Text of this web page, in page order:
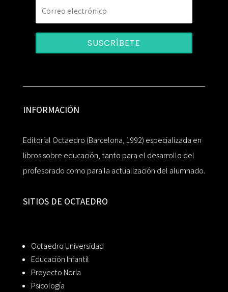
SUSCRÍBETE
INFORMACIÓN
Editorial Octaedro (Barcelona, 1992) especializada en
libros sobre educación, tanto para el desarrollo del
profesorado como para la actualización del alumnado.
SITIOS DE OCTAEDRO
Octaedro Universidad
Educación Infantil
Proyecto Noria
Psicología